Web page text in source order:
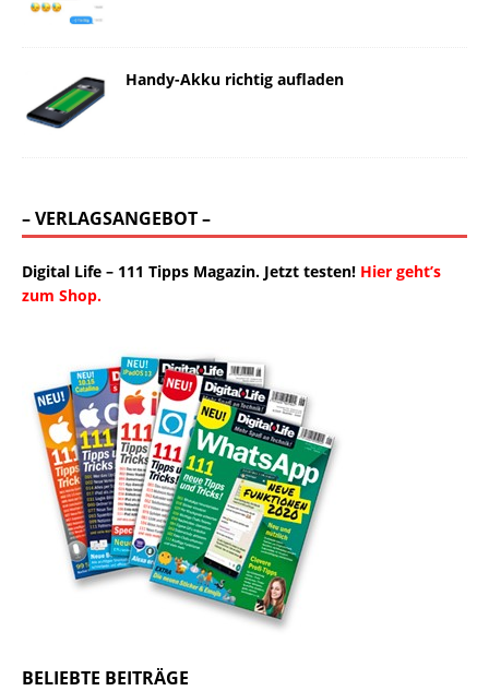
Handy-Akku richtig aufladen
– VERLAGSANGEBOT –
Digital Life – 111 Tipps Magazin. Jetzt testen! Hier geht’s
zum Shop.
BELIEBTE BEITRÄGE